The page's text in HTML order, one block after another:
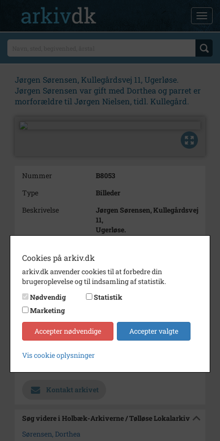
Jørgen Sørensen, Kullegårdsvej 11, Ugerløse.
Jørgen Sørensen var gift med Dorthea og parret er
morforældre til Jørgen Nielsen, tidl. Kullegård.
Nummer
B8053
Type
Billeder
Beskrivelse
Jørgen Sørensen, Kullegårdsvej
11,
Ugerløse.
og parret er morforældre til
Jørgen
Nielsen, tidl. Kullegård.
Periode
Dateringsnote
udateret
Fotograf
Ukendt
Arkiv
Kontakt arkivet
Søg videre i Holbæk-Arkiverne / Tølløse Lokalarkiv
Sørensen, Dorthea
Cookies på arkiv.dk
arkiv.dk anvender cookies til at forbedre din
brugeroplevelse og til indsamling af statistik.
Nødvendig
Statistik
Marketing
Accepter nødvendige Accepter valgte
Vis cookie oplysninger